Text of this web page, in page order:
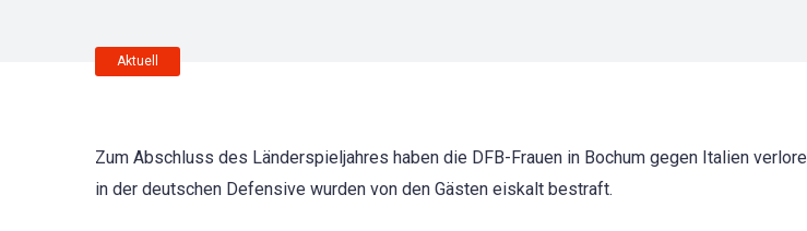
Aktuell
Zum Abschluss des Länderspieljahres haben die DFB-Frauen in Bochum gegen Italien
in der deutschen Defensive wurden von den Gästen eiskalt bestraft.